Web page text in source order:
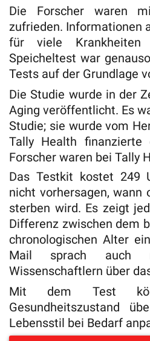
Die Forscher waren
zufrieden. Informationen
für viele
Speicheltest war
Tests auf der Grundlage
Die Studie wurde in der
Aging veröffentlicht. Es
Studie; sie wurde vom
Tally Health
Forscher waren bei Tally
Das Testkit kostet 249
nicht vorhersagen, wann
sterben wird. Es zeigt
Differenz zwischen dem
chronologischen Alter
Mail sprach auch
Wissenschaftlern über
Mit dem Test
Gesundheitszustand
Lebensstil bei Bedarf